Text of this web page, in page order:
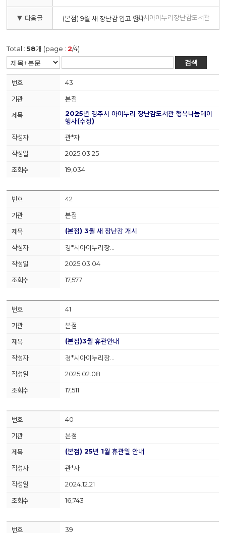
▼ 다음글 (본점) 9월 새 장난감 입고 안내경*시아이누리장난감도서관
Total :58개 (page :2/4)
검색
43
본점
2025년 경주시 아이누리 장난감도서관 행복나눔데이
행사(수정)
관*자
2025.03.25
19,034
42
본점
(본점) 3월 새 장난감 개시
경*시아이누리장…
2025.03.04
17,577
41
본점
(본점)3월 휴관안내
경*시아이누리장…
2025.02.08
17,511
40
본점
(본점) 25년 1월 휴관일 안내
관*자
2024.12.21
16,743
39